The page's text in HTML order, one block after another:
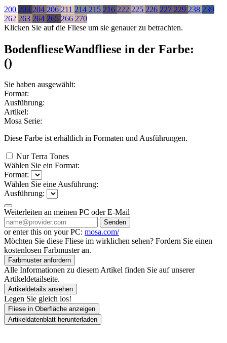
200 203 204 206 211 214 215 216 222 225 226 227 229 238 239
262 263 264 265 266 270
Klicken Sie auf die Fliese um sie genauer zu betrachten.
BodenflieseWandfliese in der Farbe:
()
Sie haben ausgewählt:
Format:
Ausführung:
Artikel:
Mosa Serie:
Diese Farbe ist erhältlich in Formaten und Ausführungen.
Nur Terra Tones
Wählen Sie ein Format:
Format:
Wählen Sie eine Ausführung:
Ausführung:
Weiterleiten an meinen PC oder E-Mail
Senden
or enter this on your PC: mosa.com/
Möchten Sie diese Fliese im wirklichen sehen? Fordern Sie einen
kostenlosen Farbmuster an.
Farbmuster anfordern
Alle Informationen zu diesem Artikel finden Sie auf unserer
Artikeldetailseite.
Artikeldetails ansehen
Legen Sie gleich los!
Fliese in Oberfläche anzeigen
Artikeldatenblatt herunterladen